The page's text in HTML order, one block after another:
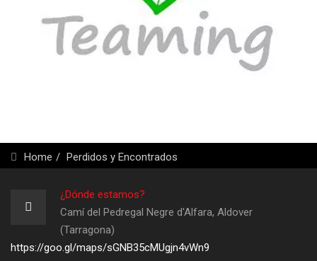
Home Perdidos y Encontrados
¿Dónde estamos?
Camí del Pedregal Negre d'Alfara, Aldover
(Tarragona)
https://goo.gl/maps/sGNB35cMUgjn4vWn9